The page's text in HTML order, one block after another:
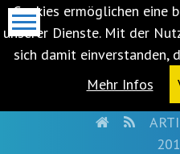
Cookies ermöglichen eine
unserer Dienste. Mit der
sich damit einverstanden,
Mehr Infos
HOMERSS